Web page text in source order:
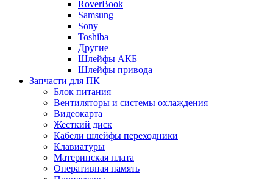
RoverBook
Samsung
Sony
Toshiba
Другие
Шлейфы АКБ
Шлейфы привода
Запчасти для ПК
Блок питания
Вентиляторы и системы охлаждения
Видеокарта
Жесткий диск
Кабели шлейфы переходники
Клавиатуры
Материнская плата
Оперативная память